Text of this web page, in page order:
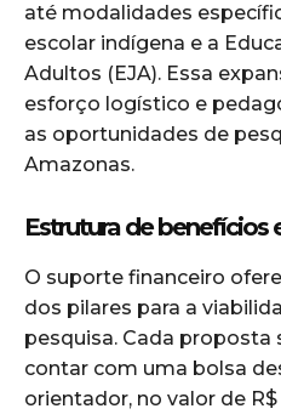
até modalidades
escolar indígena e a
Adultos (EJA). Essa
esforço logístico e
as oportunidades de
Amazonas.
Estrutura de benefícios
O suporte financeiro
dos pilares para a
pesquisa. Cada proposta
contar com uma bolsa
orientador, no valor de